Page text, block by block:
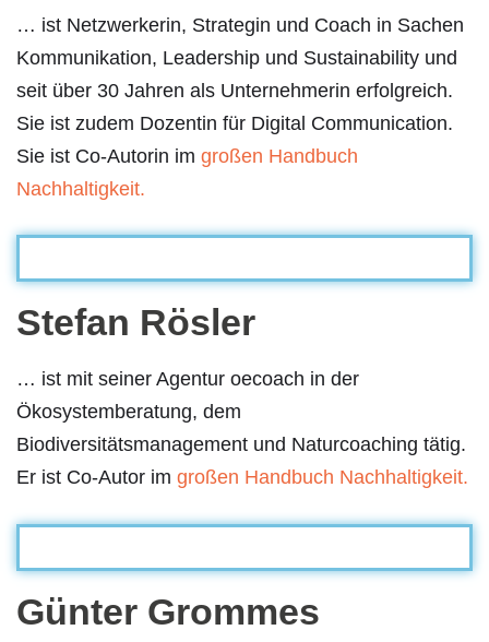
… ist Netzwerkerin, Strategin und Coach in Sachen
Kommunikation, Leadership und Sustainability und
seit über 30 Jahren als Unternehmerin erfolgreich.
Sie ist zudem Dozentin für Digital Communication.
Sie ist Co-Autorin im großen Handbuch
Nachhaltigkeit.
Stefan Rösler
… ist mit seiner Agentur oecoach in der
Ökosystemberatung, dem
Biodiversitätsmanagement und Naturcoaching tätig.
Er ist Co-Autor im großen Handbuch Nachhaltigkeit.
Günter Grommes